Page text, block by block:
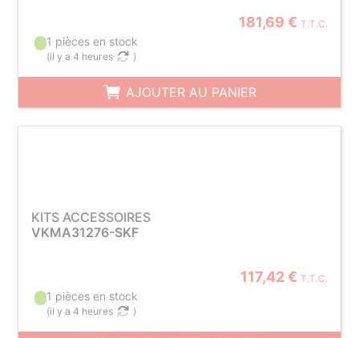
181,69 € T.T.C.
1 pièces en stock
(il y a 4 heures )
AJOUTER AU PANIER
KITS ACCESSOIRES
VKMA31276-SKF
117,42 € T.T.C.
1 pièces en stock
(il y a 4 heures )